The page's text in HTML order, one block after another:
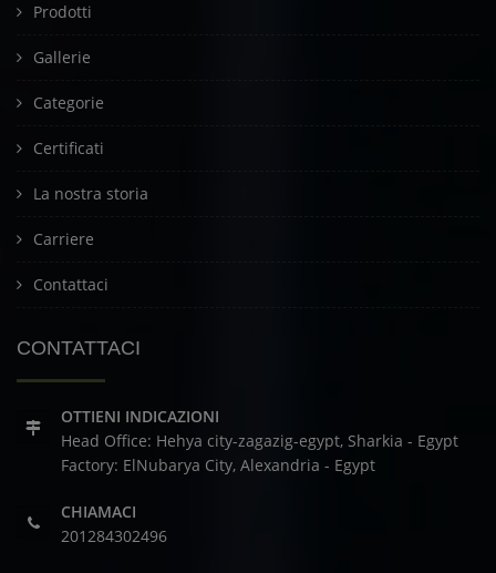
Prodotti
Gallerie
Categorie
Certificati
La nostra storia
Carriere
Contattaci
CONTATTACI
OTTIENI INDICAZIONI
Head Office: Hehya city-zagazig-egypt, Sharkia - Egypt
Factory: ElNubarya City, Alexandria - Egypt
CHIAMACI
201284302496